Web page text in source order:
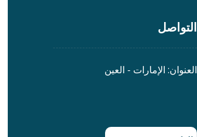
التواصل
العنوان: الإمارات - العين